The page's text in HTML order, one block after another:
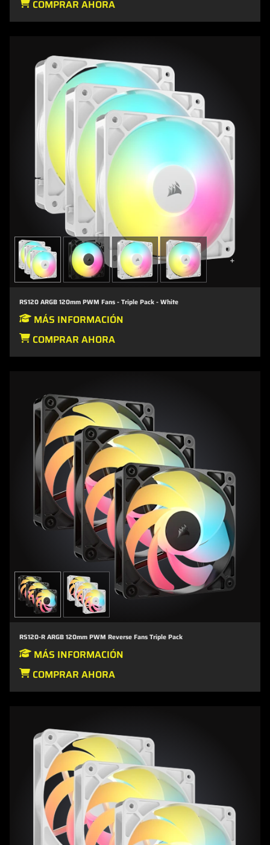
COMPRAR AHORA
+
RS120 ARGB 120mm PWM Fans - Triple Pack - White
MÁS INFORMACIÓN
COMPRAR AHORA
RS120-R ARGB 120mm PWM Reverse Fans Triple Pack
MÁS INFORMACIÓN
COMPRAR AHORA